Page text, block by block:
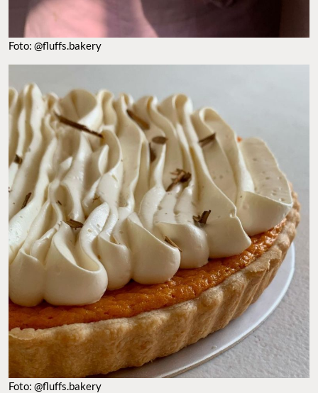
Foto: @fluffs.bakery
Foto: @fluffs.bakery